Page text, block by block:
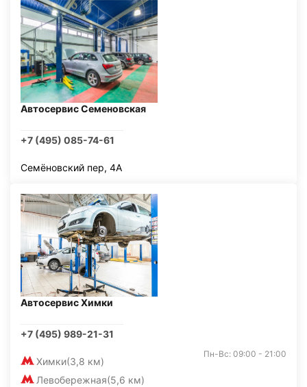
Автосервис Семеновская
+7 (495) 085-74-61
Семёновский пер, 4А
Автосервис Химки
+7 (495) 989-21-31
Химки(3,8 км)
Левобережная(5,6 км)
Пн-Вс: 09:00 - 21:00